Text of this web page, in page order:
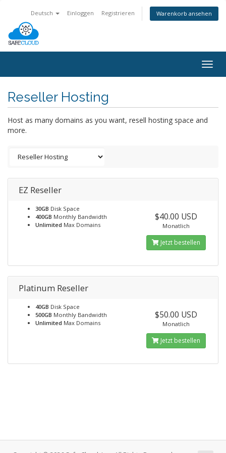
Deutsch Einloggen Registrieren Warenkorb ansehen
Reseller Hosting
Host as many domains as you want, resell hosting space and
more.
EZ Reseller
30GB Disk Space
400GB Monthly Bandwidth
Unlimited Max Domains
$40.00 USD
Monatlich
Jetzt bestellen
Platinum Reseller
40GB Disk Space
500GB Monthly Bandwidth
Unlimited Max Domains
$50.00 USD
Monatlich
Jetzt bestellen